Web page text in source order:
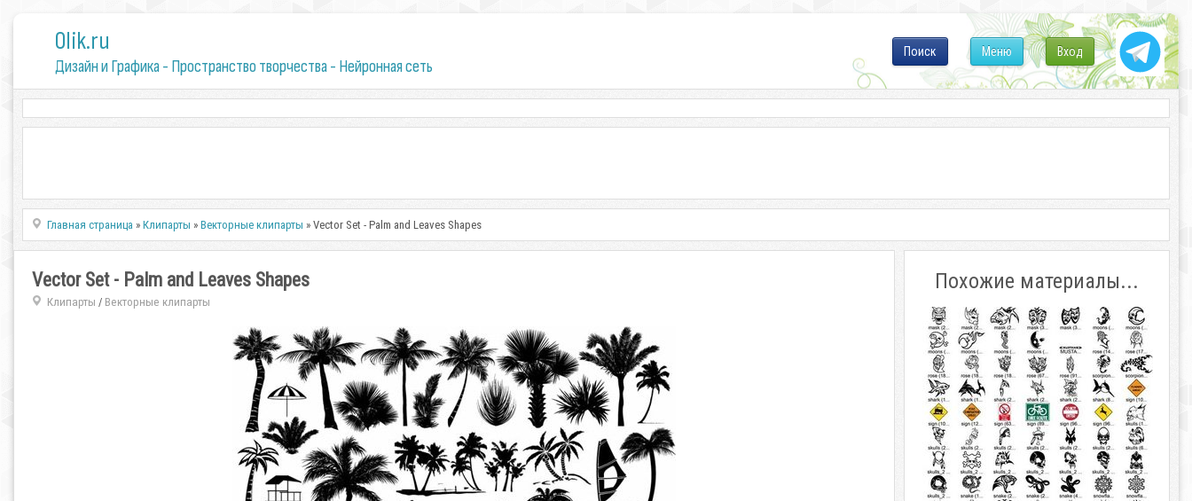
0lik.ru
Дизайн и Графика - Пространство творчества - Нейронная сеть
Вход
Меню
Поиск
Главная страница »Клипарты »Векторные клипарты » Vector Set - Palm and Leaves Shapes
Vector Set - Palm and Leaves Shapes
Клипарты / Векторные клипарты
Похожие материалы...